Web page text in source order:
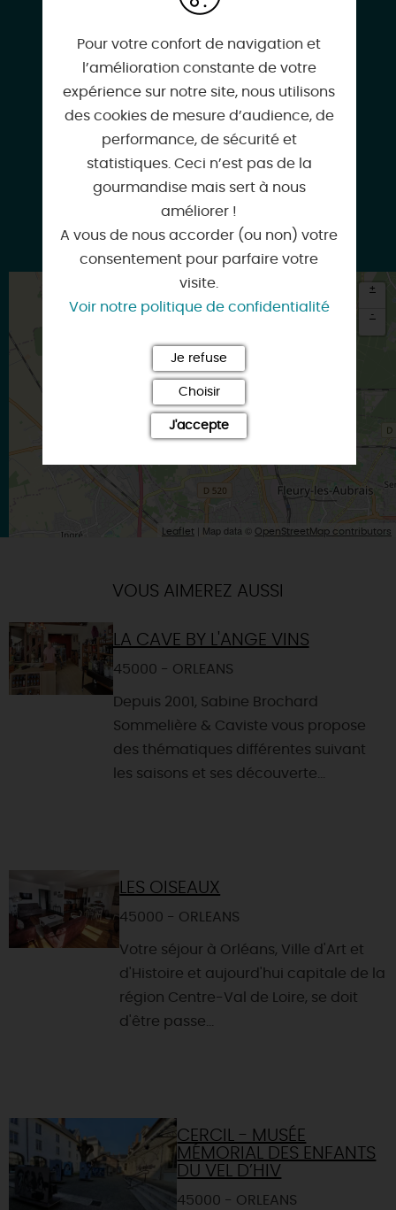
Instagram
Facebook
×
Itinéraire vers
SARAN
+
-
Leaflet | Map data © OpenStreetMap contributors
VOUS AIMEREZ AUSSI
LA CAVE BY L'ANGE VINS
45000 - ORLEANS
Depuis 2001, Sabine Brochard
Sommelière & Caviste vous propose
des thématiques différentes suivant
les saisons et ses découverte...
LES OISEAUX
45000 - ORLEANS
Votre séjour à Orléans, Ville d'Art et
d'Histoire et aujourd'hui capitale de la
région Centre-Val de Loire, se doit
d'être passe...
CERCIL - MUSÉE
MÉMORIAL DES ENFANTS
DU VEL D’HIV
45000 - ORLEANS
Pour votre confort de navigation et
l’amélioration constante de votre
expérience sur notre site, nous utilisons
des cookies de mesure d’audience, de
performance, de sécurité et
statistiques. Ceci n’est pas de la
gourmandise mais sert à nous
améliorer !
A vous de nous accorder (ou non) votre
consentement pour parfaire votre
visite.
Voir notre politique de confidentialité
Je refuse
Choisir
J'accepte